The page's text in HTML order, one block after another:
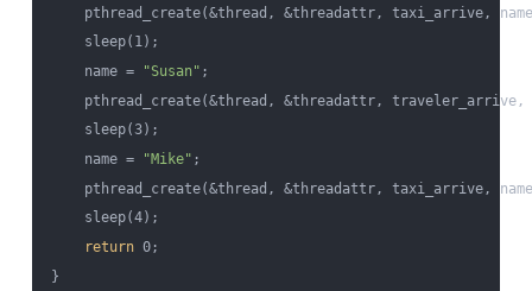
pthread_create(&thread, &threadattr, taxi_arrive,
sleep(1);
name =
"Susan" ;
pthread_create(&thread, &threadattr, traveler_arrive,
sleep(3);
name =
"Mike" ;
pthread_create(&thread, &threadattr, taxi_arrive,
sleep(4);
return 0;